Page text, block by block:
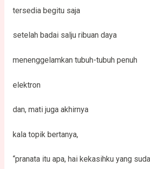
tersedia begitu saja
setelah badai salju ribuan daya
menenggelamkan tubuh-tubuh penuh
elektron
dan, mati juga akhirnya
kala topik bertanya,
“pranata itu apa, hai kekasihku yang